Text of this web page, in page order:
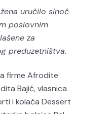
uručilo sinoć
poslovnim
za
preduzetništva.
firme Afrodite
Bajić, vlasnica
i kolača Dessert